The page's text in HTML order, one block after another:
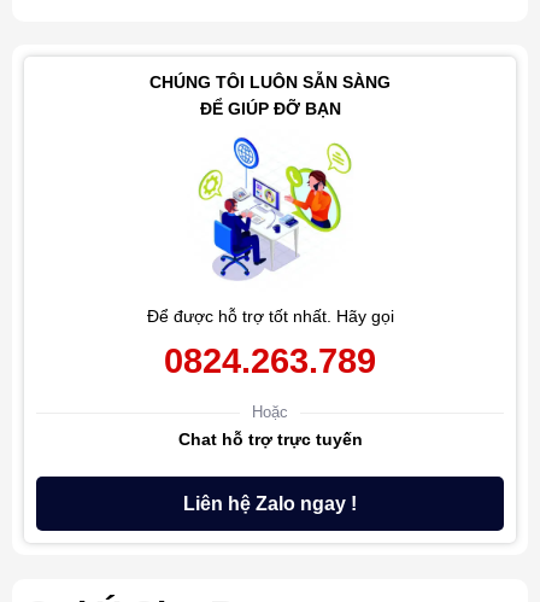
CHÚNG TÔI LUÔN SẴN SÀNG
ĐỂ GIÚP ĐỠ BẠN
Để được hỗ trợ tốt nhất. Hãy gọi
0824.263.789
Hoặc
Chat hỗ trợ trực tuyến
Liên hệ Zalo ngay !